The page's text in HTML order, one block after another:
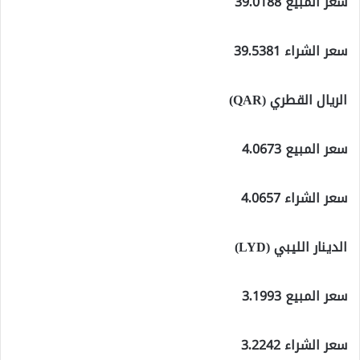
سعر الشراء 39.5381
الريال القطري (QAR)
سعر المبيع 4.0673
سعر الشراء 4.0657
الدينار الليبي (LYD)
سعر المبيع 3.1993
سعر الشراء 3.2242